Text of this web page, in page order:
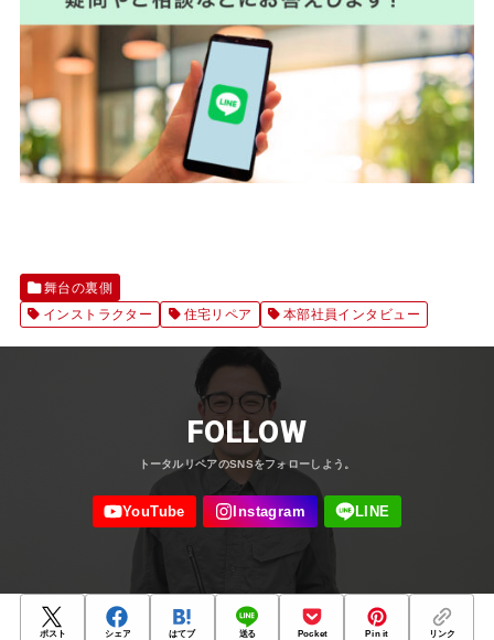
舞台の裏側
インストラクター
住宅リペア 本部社員インタビュー
FOLLOW
ポスト シェア はてブ 送る Pocket Pin it リンク